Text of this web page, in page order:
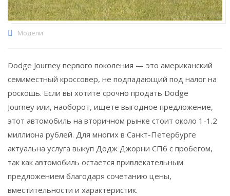
Модели
Dodge Journey первого поколения — это американский
семиместный кроссовер, не подпадающий под налог на
роскошь. Если вы хотите срочно продать Dodge
Journey или, наоборот, ищете выгодное предложение,
этот автомобиль на вторичном рынке стоит около 1-1.2
миллиона рублей. Для многих в Санкт-Петербурге
актуальна услуга выкуп Додж Джорни СПб с пробегом,
так как автомобиль остается привлекательным
предложением благодаря сочетанию цены,
вместительности и характеристик.